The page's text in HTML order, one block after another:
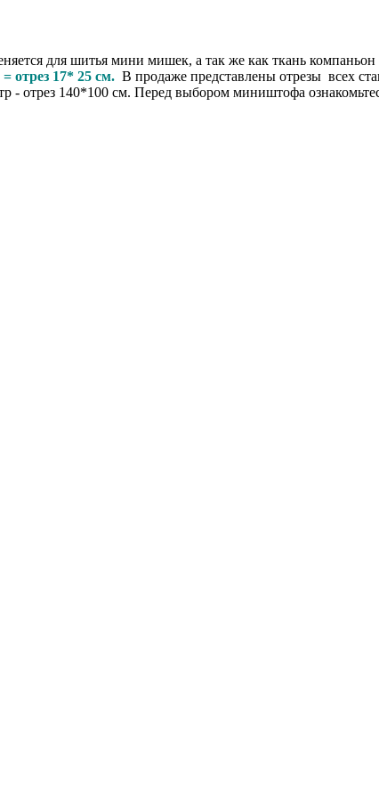
для шитья мини мишек, а так же как ткань компаньон
отрез 17* 25 см. В продаже представлены отрезы всех
- отрез 140*100 см. Перед выбором миништофа